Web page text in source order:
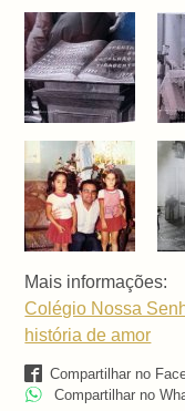
Mais informações:
Colégio Nossa
história de amor
Compartilhar no
Compartilhar no